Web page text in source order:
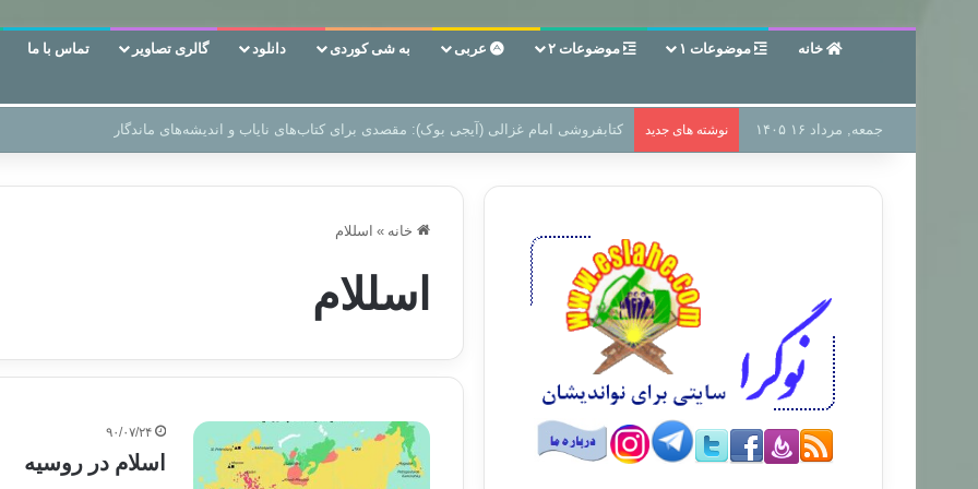
خانه موضوعات ۱ موضوعات ۲ عربی به شی کوردی دانلود گالری تصاویر تماس با ما
جمعه, مرداد ۱۶ ۱۴۰۵ نوشته های جدید سر دفتر فساد در زمین‌، دوری وکناره‌گیری از راه خداست‌!
خانه » اسللام
اسللام
۹۰/۰۷/۲۴
اسلام در روسیه